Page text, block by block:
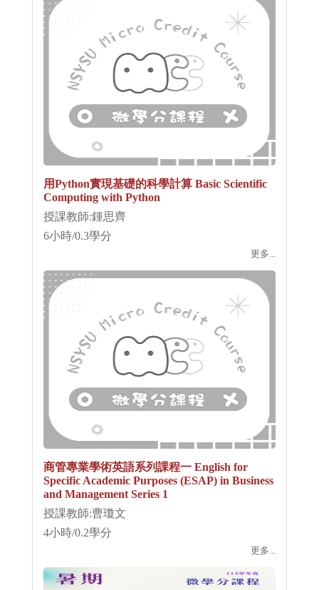
用Python實現基礎的科學計算 Basic Scientific
Computing with Python
授課教師:鍾思齊
6小時/0.3學分
更多...
商管專業學術英語系列課程一 English for
Specific Academic Purposes (ESAP) in Business
and Management Series 1
授課教師:曹瓊文
4小時/0.2學分
更多...